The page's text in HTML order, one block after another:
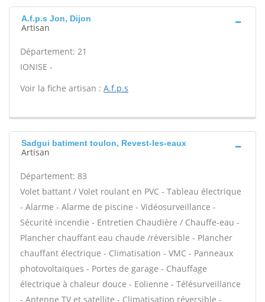
A.f.p.s Jon, Dijon
Artisan
Département: 21
IONISE -
Voir la fiche artisan : A.f.p.s
Sadgui batiment toulon, Revest-les-eaux
Artisan
Département: 83
Volet battant / Volet roulant en PVC - Tableau électrique
- Alarme - Alarme de piscine - Vidéosurveillance -
Sécurité incendie - Entretien Chaudière / Chauffe-eau -
Plancher chauffant eau chaude /réversible - Plancher
chauffant électrique - Climatisation - VMC - Panneaux
photovoltaïques - Portes de garage - Chauffage
électrique à chaleur douce - Eolienne - Télésurveillance
- Antenne TV et satellite - Climatisation réversible -